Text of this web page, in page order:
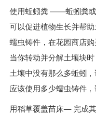
使用蚯蚓粪 ——蚯蚓粪或
可以促进植物生长并帮
蠕虫铸件，在花园商店
当你转动并分解土壤块
土壤中没有那么多蚯蚓
应该使用多少蠕虫铸件
用稻草覆盖苗床— 完成